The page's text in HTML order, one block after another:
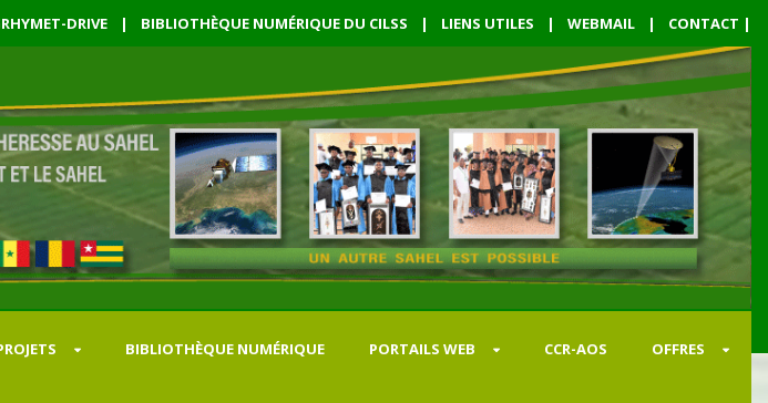
DRIVE | BIBLIOTHÈQUE NUMÉRIQUE DU CILSS | LIENS UTILES | WEBMAIL | CONTACT |
BIBLIOTHÈQUE NUMÉRIQUE PORTAILS WEB CCR-AOS OFFRES